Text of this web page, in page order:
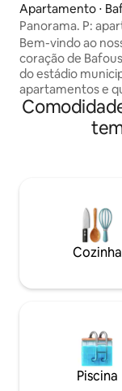
Apartamento ⋅
Panorama. P:
em Bafoussam
Bem-vindo ao
coração de
do estádio
apartamentos e
uma área
gratuito e
dias por semana.
segura e
estadia relaxante
agora e desfrute
experiênciaCozinha
Piscina